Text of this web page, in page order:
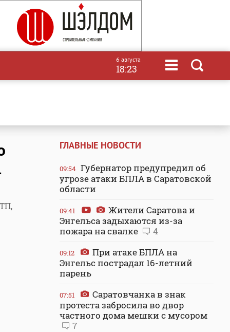
6 августа
18:23
ГЛАВНЫЕ НОВОСТИ
09:54 Губернатор предупредил об
угрозе атаки БПЛА в Саратовской
области
09:41
Жители Саратова и
Энгельса задыхаются из-за
пожара на свалке
4
09:12
При атаке БПЛА на
Энгельс пострадал 16-летний
парень
07:51
Саратовчанка в знак
протеста забросила во двор
частного дома мешки с мусором
7